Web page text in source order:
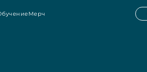
Мерч